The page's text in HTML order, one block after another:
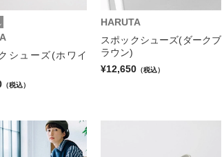
シューズ(ホワイ
（税込）
HARUTA
スポックシューズ(ダークブ
ラウン)
¥12,650 （税込）